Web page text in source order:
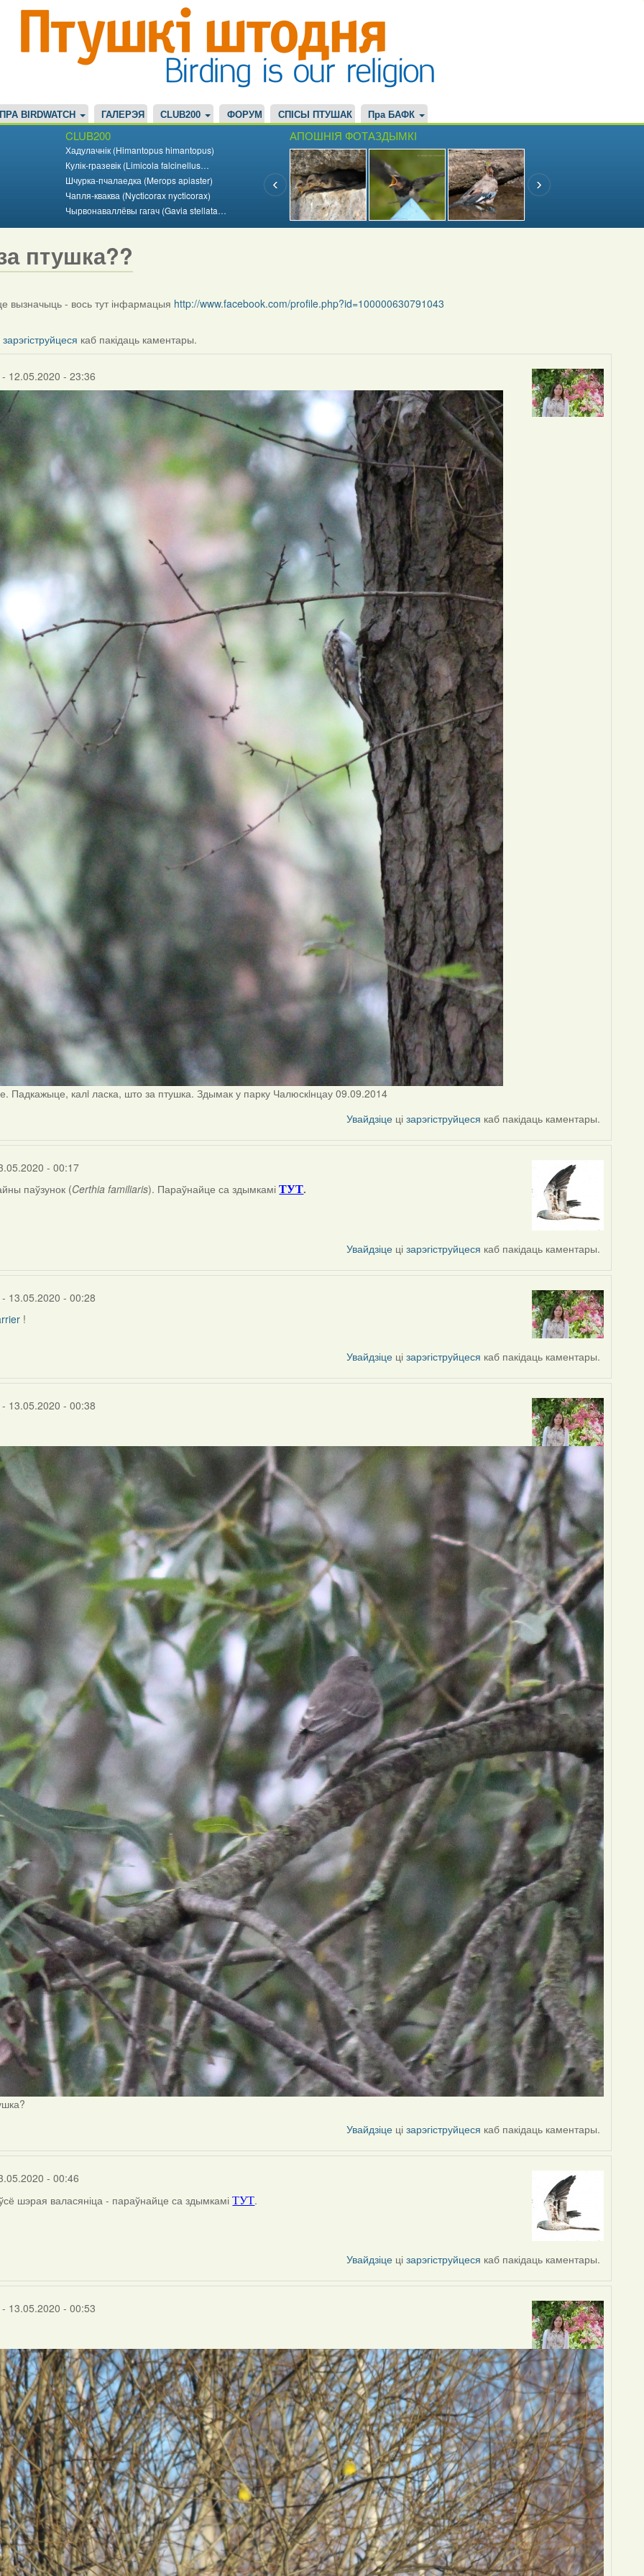
ПРА BIRDWATCH ГАЛЕРЭЯ CLUB200 ФОРУМ СПІСЫ ПТУШАК Пра БАФК
CLUB200
Хадулачнік (Himantopus himantopus)
Кулік-гразевік (Limicola falcinellus…
Шчурка-пчалаедка (Merops apiaster)
Чапля-кваква (Nycticorax nycticorax)
Чырвонаваллёвы гагач (Gavia stellata…
АПОШНІЯ ФОТАЗДЫМКІ
птушка??
вызначыць - вось тут інфармацыя http://www.facebook.com/profile.php?id=100000630791043
зарэгіструйцеся каб пакідаць каментары.
- 12.05.2020 - 23:36
Падкажыце, калi ласка, што за птушка. Здымак у парку Чалюскiнцау 09.09.2014
Увайдзіце цізарэгіструйцеся каб пакідаць каментары.
- 00:17
паўзунок (Certhia familiaris). Параўнайце са здымкаміТУТ.
Увайдзіце цізарэгіструйцеся каб пакідаць каментары.
- 13.05.2020 - 00:28
!
Увайдзіце цізарэгіструйцеся каб пакідаць каментары.
- 13.05.2020 - 00:38
Увайдзіце цізарэгіструйцеся каб пакідаць каментары.
- 00:46
шэрая валасяніца - параўнайце са здымкаміТУТ.
Увайдзіце цізарэгіструйцеся каб пакідаць каментары.
- 13.05.2020 - 00:53